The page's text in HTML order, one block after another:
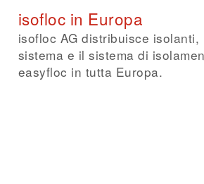
isofloc in Europa
isofloc AG distribuisce isolanti,
sistema e il sistema di
easyfloc in tutta Europa.